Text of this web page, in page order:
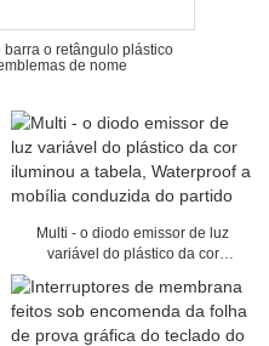
o retângulo plástico
de nome
Multi - o diodo emissor de luz
variável do plástico da cor
mobília conduzida do partido